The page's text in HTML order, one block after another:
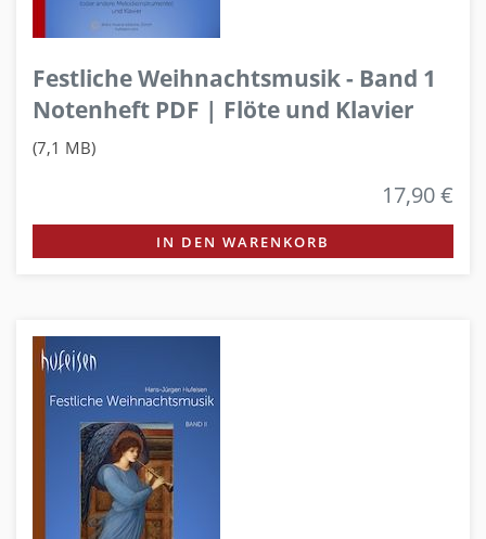
Festliche Weihnachtsmusik - Band 1
Notenheft PDF | Flöte und Klavier
(7,1 MB)
17,90 €
IN DEN WARENKORB